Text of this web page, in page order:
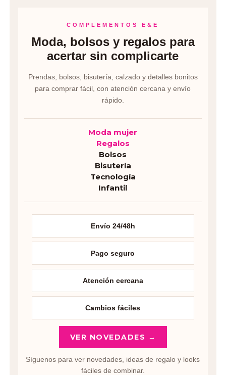
COMPLEMENTOS E&E
Moda, bolsos y regalos para
acertar sin complicarte
Prendas, bolsos, bisutería, calzado y detalles bonitos
para comprar fácil, con atención cercana y envío
rápido.
Moda mujer
Regalos
Bolsos
Bisutería
Tecnología
Infantil
Envío 24/48h
Pago seguro
Atención cercana
Cambios fáciles
VER NOVEDADES →
Síguenos para ver novedades, ideas de regalo y looks
fáciles de combinar.